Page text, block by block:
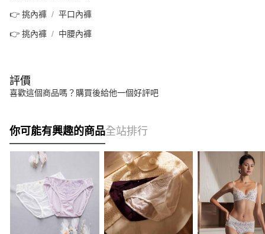
👉 挑內褲 平口內褲
👉 挑內褲 中腰內褲
評價
喜歡這個商品嗎？購買後給他一個好評吧
你可能有興趣的商品全站排行